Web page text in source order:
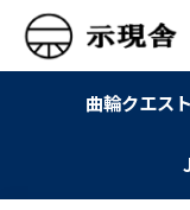
曲輪クエスト